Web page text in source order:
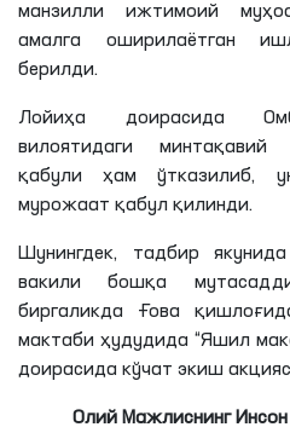
манзилли ижтимоий
амалга оширилаётган
берилди.
Лойиҳа доирасида
вилоятидаги минтақавий
қабули ҳам ўтказилиб,
мурожаат қабул қилинди.
Шунингдек, тадбир
вакили бошқа
биргаликда Ғова
мактаби ҳудудида “Яшил
доирасида кўчат экиш
Олий Мажлиснинг